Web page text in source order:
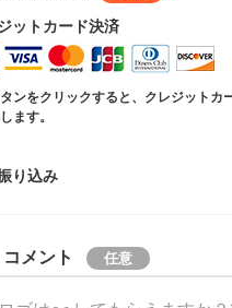
ットカード決済
ンをクリックすると、クレジットカ
ます。
り込み
メント